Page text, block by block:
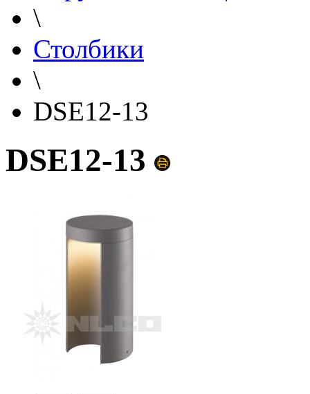
\
Столбики
\
DSE12-13
DSE12-13